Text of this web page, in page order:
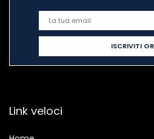
Link veloci